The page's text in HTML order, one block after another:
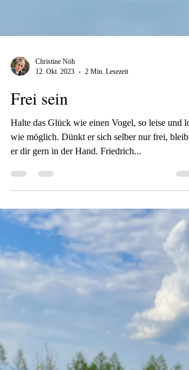
Christine Nöh
12. Okt. 2023
2 Min. Lesezeit
Frei sein
Halte das Glück wie einen Vogel, so leise und
wie möglich. Dünkt er sich selber nur frei, bleibt
er dir gern in der Hand. Friedrich...